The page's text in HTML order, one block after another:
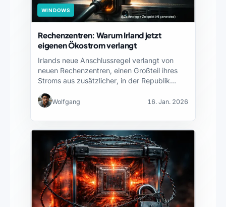
WINDOWS
Rechenzentren: Warum Irland jetzt
eigenen Ökostrom verlangt
Irlands neue Anschlussregel verlangt von
neuen Rechenzentren, einen Großteil ihres
Stroms aus zusätzlicher, in der Republik…
Wolfgang 16. Jan. 2026